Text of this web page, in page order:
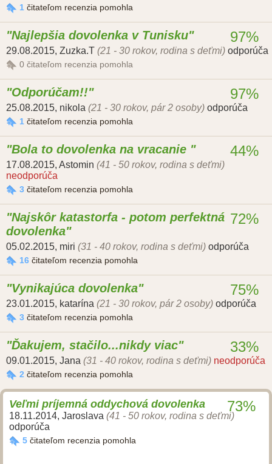
1 čitateľom recenzia pomohla
Najlepšia dovolenka v Tunisku
29.08.2015, Zuzka.T (21 - 30 rokov, rodina s deťmi) odporúča
0 čitateľom recenzia pomohla
97%
Odporúčam!!
25.08.2015, nikola (21 - 30 rokov, pár 2 osoby) odporúča
1 čitateľom recenzia pomohla
97%
Bola to dovolenka na vracanie
17.08.2015, Astomin (41 - 50 rokov, rodina s deťmi)
neodporúča
3 čitateľom recenzia pomohla
44%
Najskôr katastorfa - potom perfektná
dovolenka
05.02.2015, miri (31 - 40 rokov, rodina s deťmi) odporúča
16 čitateľom recenzia pomohla
72%
Vynikajúca dovolenka
23.01.2015, katarína (21 - 30 rokov, pár 2 osoby) odporúča
3 čitateľom recenzia pomohla
75%
Ďakujem, stačilo...nikdy viac
09.01.2015, Jana (31 - 40 rokov, rodina s deťmi) neodporúča
2 čitateľom recenzia pomohla
33%
Veľmi príjemná oddychová dovolenka
18.11.2014, Jaroslava (41 - 50 rokov, rodina s deťmi)
odporúča
5 čitateľom recenzia pomohla
73%